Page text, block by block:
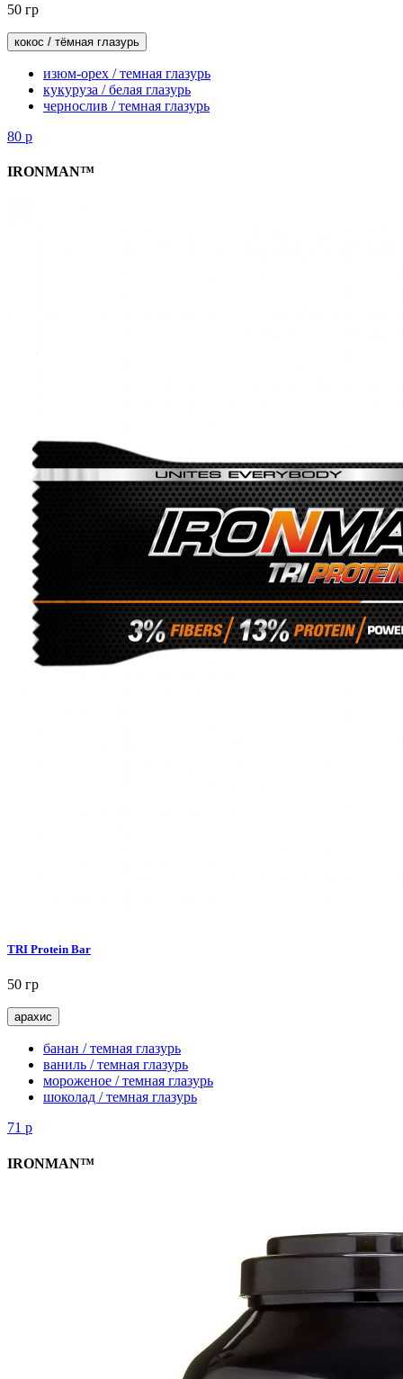
50 гр
кокос / тёмная глазурь
изюм-орех / темная глазурь
кукуруза / белая глазурь
чернослив / темная глазурь
80 р
IRONMAN™
TRI Protein Bar
50 гр
арахис
банан / темная глазурь
ваниль / темная глазурь
мороженое / темная глазурь
шоколад / темная глазурь
71 р
IRONMAN™